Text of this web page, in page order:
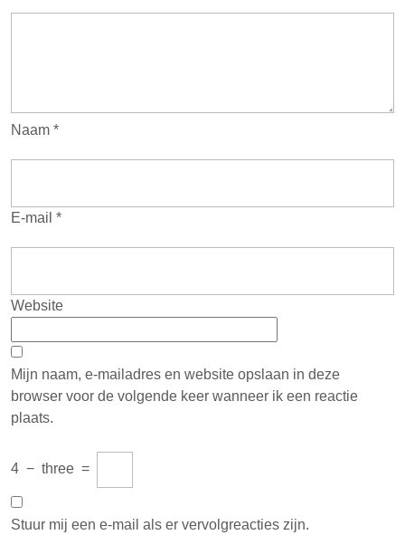
Naam *
E-mail *
Website
Mijn naam, e-mailadres en website opslaan in deze
browser voor de volgende keer wanneer ik een reactie
plaats.
4 − three =
Stuur mij een e-mail als er vervolgreacties zijn.